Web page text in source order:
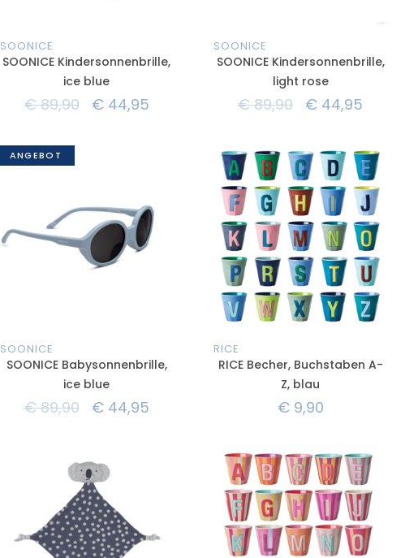
SOONICE
SOONICE Kindersonnenbrille,
ice blue
€89,90 €44,95
SOONICE
SOONICE Kindersonnenbrille,
light rose
€89,90 € 44,95
ANGEBOT
SOONICE
SOONICE Babysonnenbrille,
ice blue
€89,90 €44,95
RICE
RICE Becher, Buchstaben A-
Z, blau
€9,90